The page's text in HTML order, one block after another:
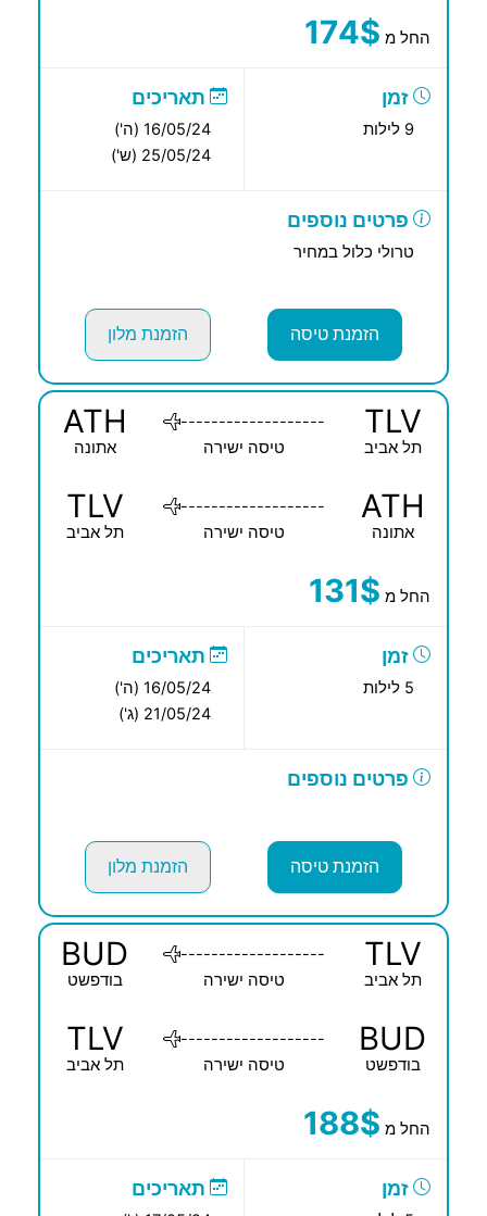
החל מ 174$
זמן
9 לילות
תאריכים
16/05/24 (ה')
25/05/24 (ש')
פרטים נוספים
טרולי כלול במחיר
הזמנת טיסה הזמנת מלון
TLV
תל אביב
-------------------
טיסה ישירה
ATH
אתונה
ATH
אתונה
-------------------
טיסה ישירה
TLV
תל אביב
החל מ 131$
זמן
5 לילות
תאריכים
16/05/24 (ה')
21/05/24 (ג')
פרטים נוספים
הזמנת טיסה הזמנת מלון
TLV
תל אביב
-------------------
טיסה ישירה
BUD
בודפשט
BUD
בודפשט
-------------------
טיסה ישירה
TLV
תל אביב
החל מ 188$
זמן תאריכים